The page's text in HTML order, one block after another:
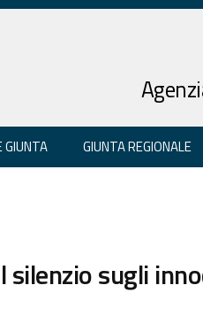
GIUNTA GIUNTA REGIONALE
silenzio sugli